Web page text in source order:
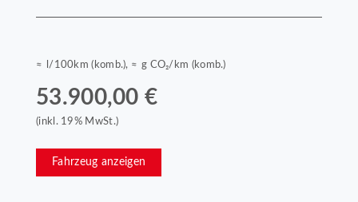
≈ l/100km (komb.), ≈ g CO₂/km (komb.)
53.900,00 €
(inkl. 19% MwSt.)
Fahrzeug anzeigen